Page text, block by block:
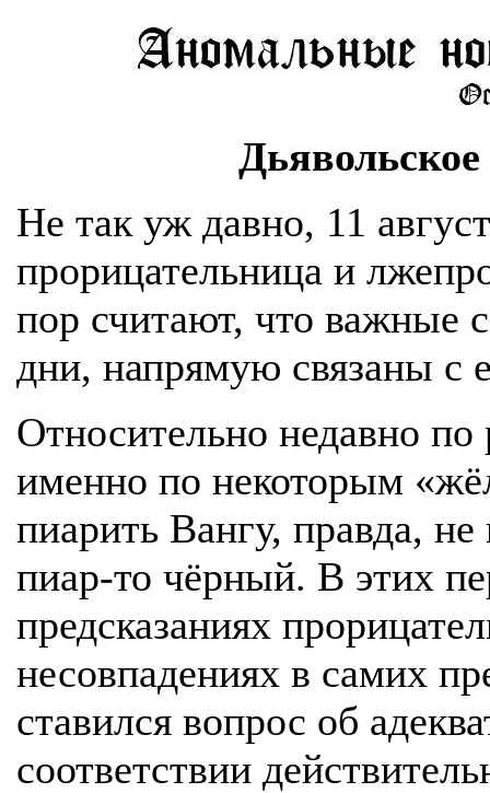
Не так уж давно, 11
прорицательница и
пор считают, что важные
дни, напрямую связаны с
Относительно недавно
именно по некоторым
пиарить Вангу, правда,
пиар-то чёрный. В этих
предсказаниях
несовпадениях в самих
ставился вопрос об
соответствии